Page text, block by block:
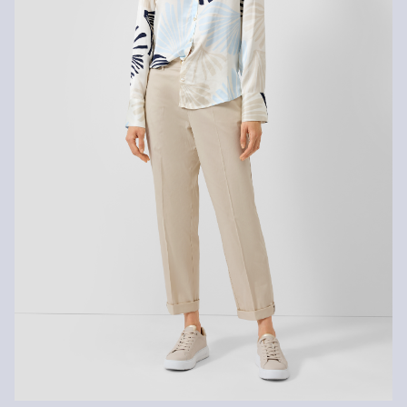
Chemicky čistiť perchlóretylénom v šetrnom pracom